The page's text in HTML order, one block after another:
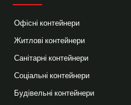
Офісні контейнери
Житлові контейнери
Санітарні контейнери
Соціальні контейнери
Будівельні контейнери